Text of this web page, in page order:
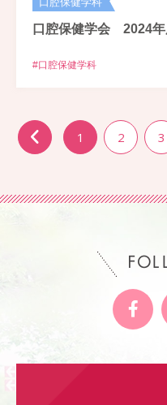
口腔保健学会 2024
#口腔保健学科
1 2 3